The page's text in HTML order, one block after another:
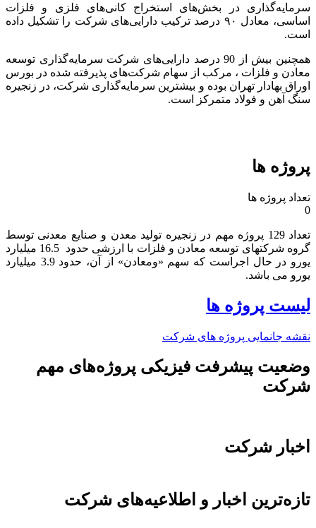
سرمایه‌گذاری در بخش‌های استخراج کانی‌های فلزی و فلزات
اساسی، معادل ۹۰ درصد ترکیب دارایی‌های شرکت را تشکیل داده
است.
همچنین بیش از 90 درصد دارایی‌های شرکت سرمایه‌گذاری توسعه
معادن و فلزات ، مرکب از سهام شرکت‌های پذیرفته شده در بورس
اوراق بهادار تهران بوده و بیشترین سرمایه‌گذاری شرکت، در زنجیره
سنگ آهن و فولاد متمرکز است.
پروژه ها
تعداد پروژه ها
0
تعداد 129 پروژه مهم در زنجیره تولید معدن و صنایع معدنی توسط
گروه شرکتهای توسعه معادن و فلزات با ارزشی حدود 16.5 میلیارد
یورو در حال اجراست که سهم «ومعادن» از آن، حدود 3.9 میلیارد
یورو می باشد.​
لیست پروژه ها
نقشه جانمایی پروژه های شرکت
وضعیت پیشرفت فیزیکی پروژه‌های مهم
شرکت
اخبار شرکت
تازه‌ترین اخبار و اطلاعیه‌های شرکت